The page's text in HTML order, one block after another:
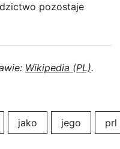
pozostaje
Wikipedia (PL).
jako jego prl